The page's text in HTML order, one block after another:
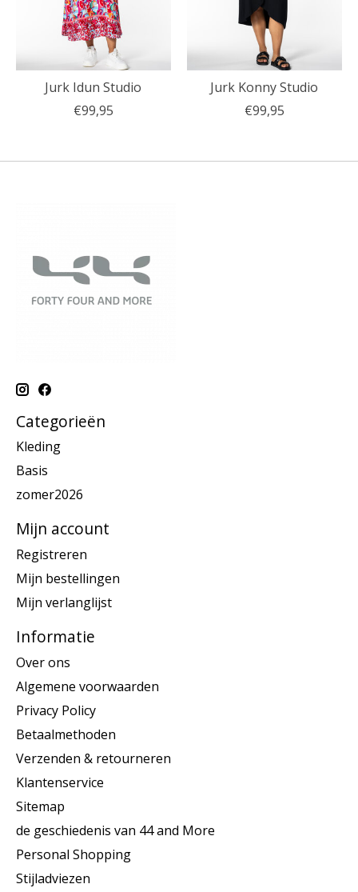
Jurk Idun Studio
€99,95
Jurk Konny Studio
€99,95
Categorieën
Kleding
Basis
zomer2026
Mijn account
Registreren
Mijn bestellingen
Mijn verlanglijst
Informatie
Over ons
Algemene voorwaarden
Privacy Policy
Betaalmethoden
Verzenden & retourneren
Klantenservice
Sitemap
de geschiedenis van 44 and More
Personal Shopping
Stijladviezen